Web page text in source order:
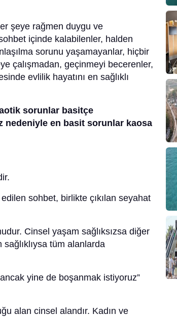
şeye rağmen duygu ve
içinde kalabilenler, halden
sorunu yaşamayanlar, hiçbir
çalışmadan, geçinmeyi becerenler,
evlilik hayatını en sağlıklı
sorunlar basitçe
nedeniyle en basit sorunlar kaosa
sohbet, birlikte çıkılan seyahat
Cinsel yaşam sağlıksızsa diğer
tüm alanlarda
yine de boşanmak istiyoruz”
alan cinsel alandır. Kadın ve